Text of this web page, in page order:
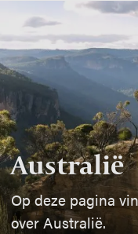
Australië
Op deze pagina
over Australië.